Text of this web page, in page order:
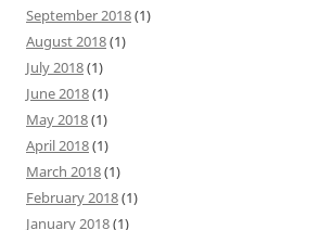
September 2018(1)
August 2018(1)
July 2018(1)
June 2018(1)
May 2018(1)
April 2018(1)
March 2018(1)
February 2018(1)
January 2018(1)